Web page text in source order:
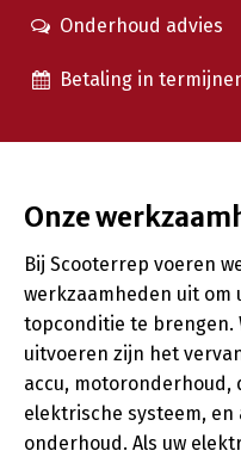
Onderhoud advies
Betaling in
Onze
Bij Scooterrep voeren
werkzaamheden uit om
topconditie te brengen.
uitvoeren zijn het
accu, motoronderhoud,
elektrische systeem,
onderhoud. Als uw